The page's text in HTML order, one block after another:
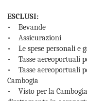
ESCLUSI:
• Bevande
• Assicurazioni
• Le spese personali e
• Tasse aereoportuali
• Tasse aereoportuali
Cambogia
• Visto per la